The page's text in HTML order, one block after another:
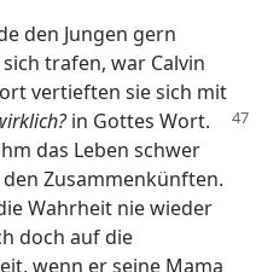
den Jungen gern
trafen, war Calvin
vertieften sie sich mit
in Gottes Wort.
das Leben schwer
Zusammenkünften.
Wahrheit nie wieder
doch auf die
wenn er seine Mama